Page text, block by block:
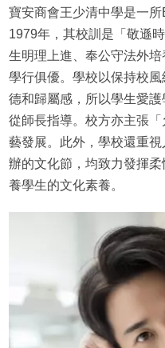
寶安商會王少清中學是一
1979年，其校訓是「敬遜
生明理上進、奉公守法外
學行俱優。學校以保持校
德和歸屬感，所以學生愛
從師長指導。校方亦主張
藝發展。此外，學校還重
辦的文化節，均致力發揮
養學生的文化素養。